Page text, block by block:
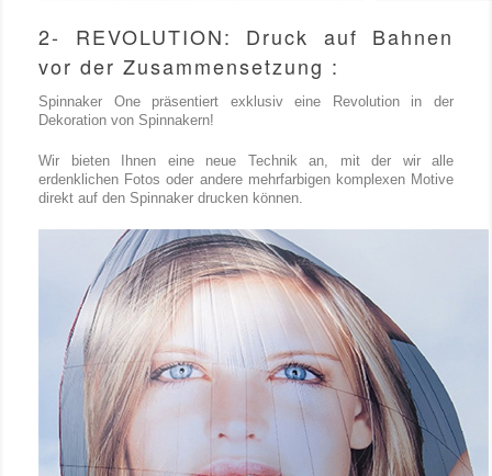
2- REVOLUTION: Druck auf Bahnen
vor der Zusammensetzung :
Spinnaker One präsentiert exklusiv eine Revolution in der
Dekoration von Spinnakern!
Wir bieten Ihnen eine neue Technik an, mit der wir alle
erdenklichen Fotos oder andere mehrfarbigen komplexen Motive
direkt auf den Spinnaker drucken können.